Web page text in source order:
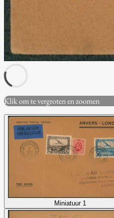
Klik om te vergroten en zoomen
Miniatuur 1